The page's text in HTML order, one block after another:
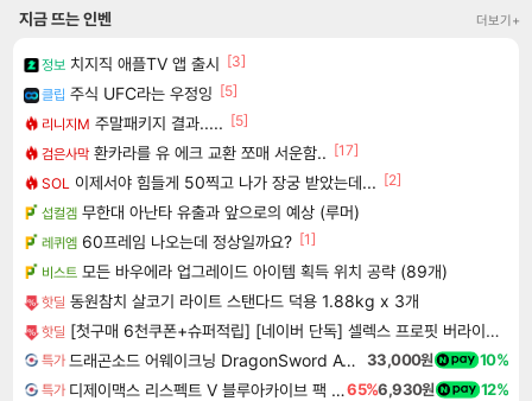
지금 뜨는 인벤 더보기+
정보 치지직 애플TV 앱 출시 [3]
클립 주식 UFC라는 우정잉 [5]
리니지M 주말패키지 결과..... [5]
검은사막 환카라를 유 에크 교환 쪼매 서운함.. [17]
SOL 이제서야 힘들게 50찍고 나가 장궁 받았는데... [2]
섭컬겜 무한대 아난타 유출과 앞으로의 예상 (루머)
레퀴엠 60프레임 나오는데 정상일까요? [1]
비스트 모든 바우에라 업그레이드 아이템 획득 위치 공략 (89개)
핫딜 동원참치 살코기 라이트 스탠다드 덕용 1.88kg x 3개
핫딜 [첫구매 6천쿠폰+슈퍼적립] [네이버 단독] 셀렉스 프로핏 버라이어티팩(총 8입)
특가 드래곤소드 어웨이크닝 DragonSword Awakening 33,000원 10%
특가 디제이맥스 리스펙트 V 블루아카이브 팩 DJMAX RESPECT V Blue Archive Pack DLC65%6,930원 12%